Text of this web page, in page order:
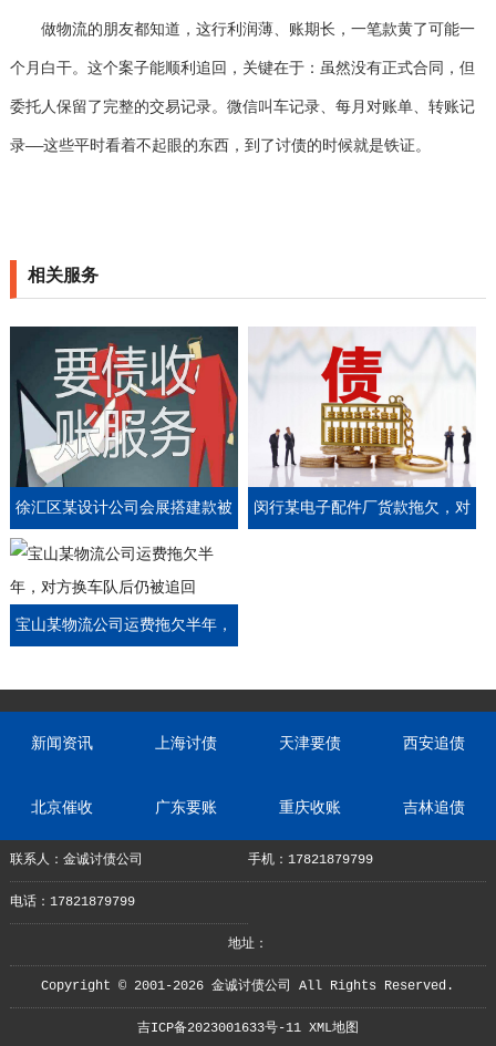
做物流的朋友都知道，这行利润薄、账期长，一笔款黄了可能一
个月白干。这个案子能顺利追回，关键在于：虽然没有正式合同，但
委托人保留了完整的交易记录。微信叫车记录、每月对账单、转账记
录——这些平时看着不起眼的东西，到了讨债的时候就是铁证。
相关服务
徐汇区某设计公司会展搭建款被
拖，对方以效果不理想拒付，金
诚调解全额到账
闵行某电子配件厂货款拖欠，对
宝山某物流公司运费拖欠半年，
新闻资讯 上海讨债 天津要债 西安追债
北京催收 广东要账 重庆收账 吉林追债
联系人：金诚讨债公司 手机：17821879799
电话：17821879799
地址：
Copyright © 2001-2026 金诚讨债公司 All Rights Reserved.
吉ICP备2023001633号-11 XML地图